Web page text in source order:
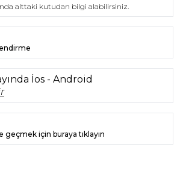
alttaki kutudan bilgi alabilirsiniz.
İos - Android
için buraya tıklayın